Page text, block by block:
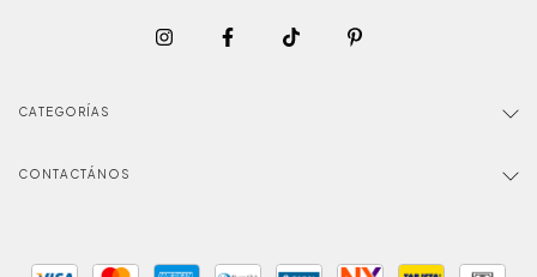
CATEGORÍAS
CONTACTÁNOS